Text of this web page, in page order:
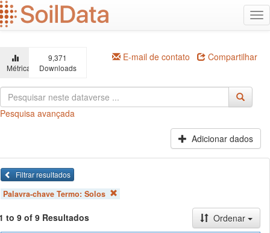
Ir
para
o
principal
Métricas
9,371
Downloads
E-mail de contato Compartilhar
Pesquisa avançada
Adicionar dados
Filtrar resultados
Palavra-chave Termo: Solos
to 9 of 9 Resultados
Ordenar